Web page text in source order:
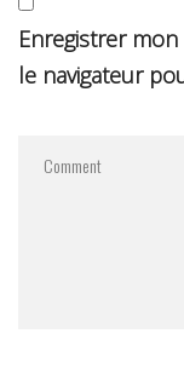
Enregistrer
le navigateur